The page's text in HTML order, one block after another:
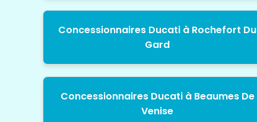
Concessionnaires Ducati à Rochefort Du
Gard
Concessionnaires Ducati à Beaumes De
Venise